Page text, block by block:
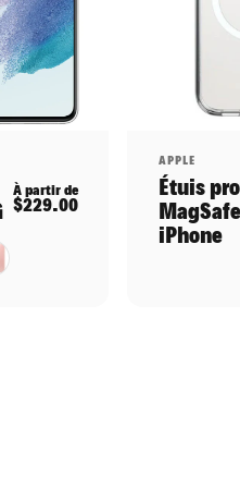
À partir de
$229.00
pâle
APPLE
Étuis
iPhone